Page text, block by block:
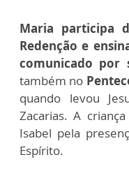
Maria participa
Redenção e
comunicado por
também no
quando levou
Zacarias. A
Isabel pela
Espírito.